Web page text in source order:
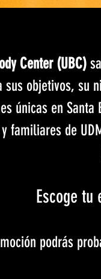
Center (UBC)
sus objetivos, su
únicas en
familiares de
Escoge
podrás